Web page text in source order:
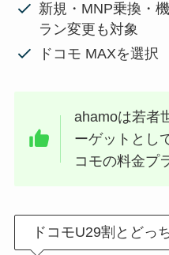
新規・MNP乗換・
ラン変更も対象
ドコモ MAXを選択
ahamoは若者
ーゲットとし
コモの料金プ
ドコモU29割とどっ